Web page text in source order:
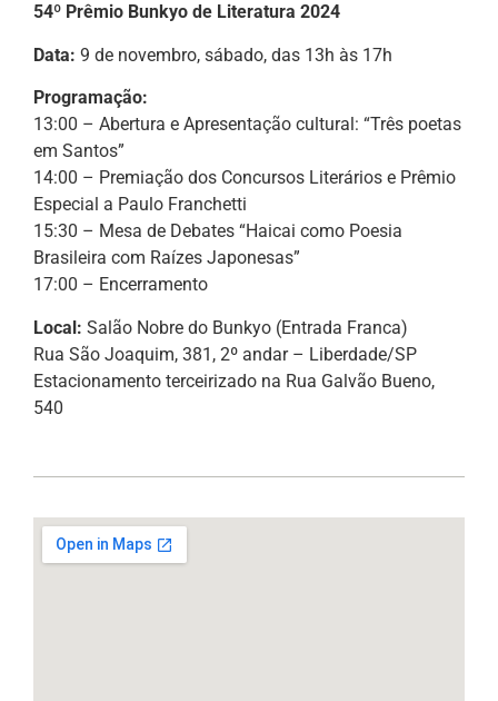
54º Prêmio Bunkyo de Literatura 2024
Data: 9 de novembro, sábado, das 13h às 17h
Programação:
13:00 – Abertura e Apresentação cultural: “Três poetas
em Santos”
14:00 – Premiação dos Concursos Literários e Prêmio
Especial a Paulo Franchetti
15:30 – Mesa de Debates “Haicai como Poesia
Brasileira com Raízes Japonesas”
17:00 – Encerramento
Local: Salão Nobre do Bunkyo (Entrada Franca)
Rua São Joaquim, 381, 2º andar – Liberdade/SP
Estacionamento terceirizado na Rua Galvão Bueno,
540